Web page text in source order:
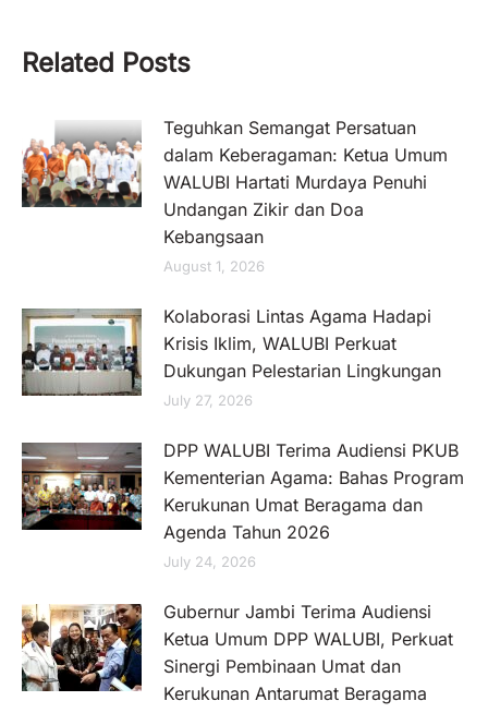
Related Posts
Teguhkan Semangat Persatuan
dalam Keberagaman: Ketua Umum
WALUBI Hartati Murdaya Penuhi
Undangan Zikir dan Doa
Kebangsaan
August 1, 2026
Kolaborasi Lintas Agama Hadapi
Krisis Iklim, WALUBI Perkuat
Dukungan Pelestarian Lingkungan
July 27, 2026
DPP WALUBI Terima Audiensi PKUB
Kementerian Agama: Bahas Program
Kerukunan Umat Beragama dan
Agenda Tahun 2026
July 24, 2026
Gubernur Jambi Terima Audiensi
Ketua Umum DPP WALUBI, Perkuat
Sinergi Pembinaan Umat dan
Kerukunan Antarumat Beragama